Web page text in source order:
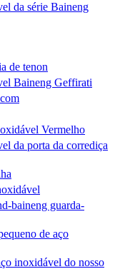
da série Baineng
de tenon
Baineng Geffirati
Vermelho
da porta da corrediça
baineng guarda-
de aço
inoxidável do nosso